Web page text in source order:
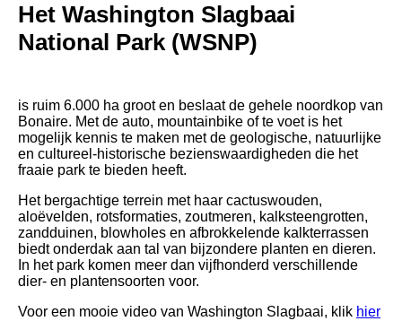
Het Washington Slagbaai
National Park (WSNP)
is ruim 6.000 ha groot en beslaat de gehele noordkop van
Bonaire. Met de auto, mountainbike of te voet is het
mogelijk kennis te maken met de geologische, natuurlijke
en cultureel-historische bezienswaardigheden die het
fraaie park te bieden heeft.
Het bergachtige terrein met haar cactuswouden,
aloëvelden, rotsformaties, zoutmeren, kalksteengrotten,
zandduinen, blowholes en afbrokkelende kalkterrassen
biedt onderdak aan tal van bijzondere planten en dieren.
In het park komen meer dan vijfhonderd verschillende
dier- en plantensoorten voor.
Voor een mooie video van Washington Slagbaai, klik hier